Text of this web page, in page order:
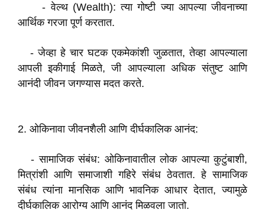
- वेल्थ (Wealth): त्या गोष्टी ज्या आपल्या जीवनाच्या
आर्थिक गरजा पूर्ण करतात.
- जेव्हा हे चार घटक एकमेकांशी जुळतात, तेव्हा आपल्याला
आपली इकीगाई मिळते, जी आपल्याला अधिक संतुष्ट आणि
आनंदी जीवन जगण्यास मदत करते.
2. ओकिनावा जीवनशैली आणि दीर्घकालिक आनंद:
- सामाजिक संबंध: ओकिनावातील लोक आपल्या कुटुंबाशी,
मित्रांशी आणि समाजाशी गहिरे संबंध ठेवतात. हे सामाजिक
संबंध त्यांना मानसिक आणि भावनिक आधार देतात, ज्यामुळे
दीर्घकालिक आरोग्य आणि आनंद मिळवला जातो.